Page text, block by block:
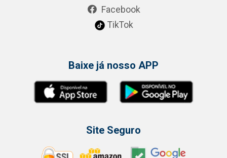
Facebook
TikTok
Baixe já nosso APP
Site Seguro